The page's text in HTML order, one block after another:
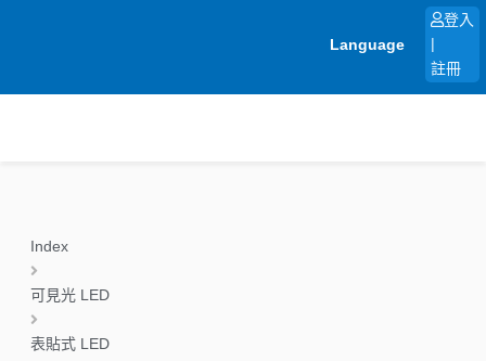
Language
登入
註冊
Index
可見光 LED
表貼式 LED